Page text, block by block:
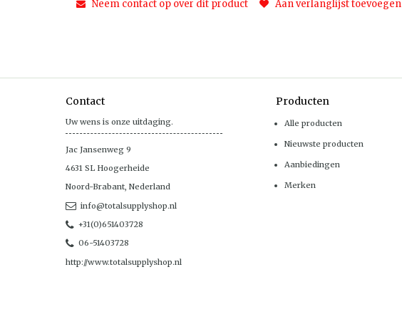
Neem contact op over dit product Aan verlanglijst toevoegen
Contact
Uw wens is onze uitdaging.
Jac Jansenweg 9
4631 SL Hoogerheide
Noord-Brabant, Nederland
info@totalsupplyshop.nl
+31(0)651403728
06-51403728
http://www.totalsupplyshop.nl
Producten
Alle producten
Nieuwste producten
Aanbiedingen
Merken